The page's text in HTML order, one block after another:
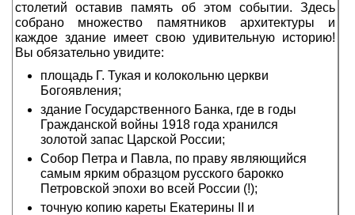
столетий оставив память об этом событии. Здесь
собрано множество памятников архитектуры и
каждое здание имеет свою удивительную историю!
Вы обязательно увидите:
площадь Г. Тукая и колокольню церкви
Богоявления;
здание Государственного Банка, где в годы
Гражданской войны 1918 года хранился
золотой запас Царской России;
Собор Петра и Павла, по праву являющийся
самым ярким образцом русского барокко
Петровской эпохи во всей России (!);
точную копию кареты Екатерины II и